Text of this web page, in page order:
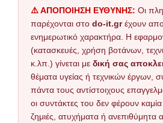
⚠️ ΑΠΟΠΟΙΗΣΗ ΕΥΘΥΝΗΣ: Οι
παρέχονται στο do-it.grέχουν
ενημερωτικό χαρακτήρα. Η
(κατασκευές, χρήση βοτάνων,
κ.λπ.) γίνεται με δική σας
θέματα υγείας ή τεχνικών έργων,
πάντα τους αντίστοιχους
οι συντάκτες του δεν φέρουν
ζημιές, ατυχήματα ή ανεπιθύμητα